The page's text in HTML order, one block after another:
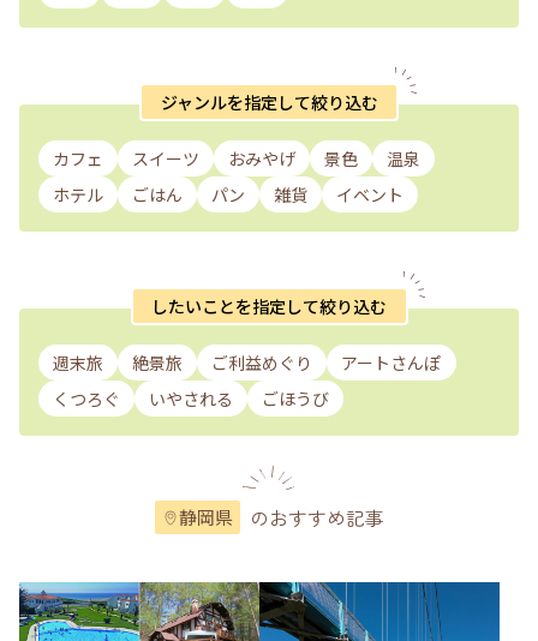
ジャンルを指定して絞り込む
カフェ スイーツ おみやげ 景色
温泉
ホテル
ごはん パン 雑貨 イベント
したいことを指定して絞り込む
週末旅 絶景旅 ご利益めぐり
アートさんぽ
くつろぐ
いやされる ごほうび
静岡県 のおすすめ記事